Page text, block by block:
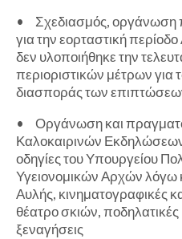
•
Σχεδιασμός, οργάνωση
για την εορταστική
δεν υλοποιήθηκε την
περιοριστικών μέτρων για
διασποράς των
•
Οργάνωση και
Καλοκαιρινών
οδηγίες του Υπουργείου
Υγειονομικών Αρχών λόγω
Αυλής, κινηματογραφικές
θέατρο σκιών, ποδηλατικές
ξεναγήσεις